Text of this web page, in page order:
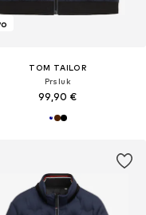
TOM TAILOR
Prsluk
99,90 €